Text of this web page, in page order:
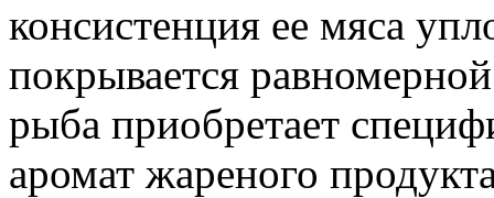
консистенция ее мяса
покрывается
рыба приобретает
аромат жареного